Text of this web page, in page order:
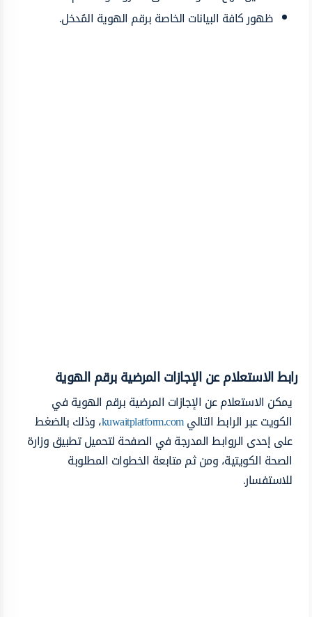
ظهور كافة البيانات الخاصة برقم الهوية المُدخل.
رابط الاستعلام عن الإجازات المرضية برقم الهوية
يمكن الاستعلام عن الإجازات المرضية برقم الهوية في
الكويت عبر الرابط التاليkuwaitplatform.com، وذلك بالضغط
على إحدى الروابط المدرجة في الصفحة لتحميل تطبيق وزارة
الصحة الكويتية، ومن ثم متابعة الخطوات المطلوبة
للاستفسار.